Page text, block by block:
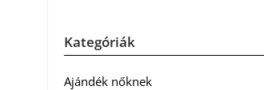
Kategóriák
Ajándék nőknek